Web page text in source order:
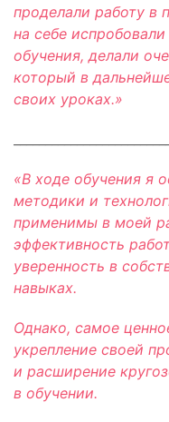
проделали работу в
на себе
обучения, делали
который в
своих уроках.»
«В ходе обучения я
методики и
применимы в моей
эффективность
уверенность в
навыках.
Однако, самое
укрепление своей
и расширение
в обучении.